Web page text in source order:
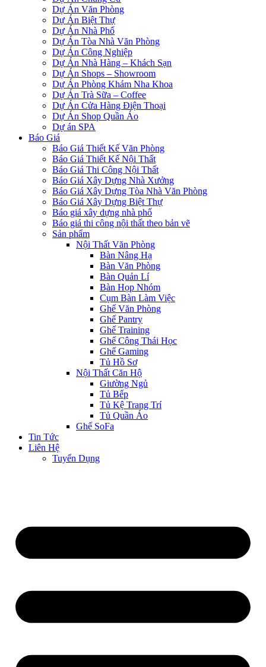
Dự Án Văn Phòng
Dự Án Biệt Thự
Dự Án Nhà Phố
Dự Án Tòa Nhà Văn Phòng
Dự Án Công Nghiệp
Dự Án Nhà Hàng – Khách Sạn
Dự Án Shops – Showroom
Dự Án Phòng Khám Nha Khoa
Dự Án Trà Sữa – Coffee
Dự Án Cửa Hàng Điện Thoại
Dự Án Shop Quần Áo
Dự án SPA
Báo Giá
Báo Giá Thiết Kế Văn Phòng
Báo Giá Thiết Kế Nội Thất
Báo Giá Thi Công Nội Thất
Báo Giá Xây Dựng Nhà Xưởng
Báo Giá Xây Dựng Tòa Nhà Văn Phòng
Báo Giá Xây Dựng Biệt Thự
Báo giá xây dựng nhà phố
Báo giá thi công nội thất theo bản vẽ
Sản phẩm
Nội Thất Văn Phòng
Bàn Nâng Hạ
Bàn Văn Phòng
Bàn Quản Lí
Bàn Họp Nhóm
Cụm Bàn Làm Việc
Ghế Văn Phòng
Ghế Pantry
Ghế Training
Ghế Công Thái Học
Ghế Gaming
Tủ Hồ Sơ
Nội Thất Căn Hộ
Giường Ngủ
Tủ Bếp
Tủ Kệ Trang Trí
Tủ Quần Áo
Ghế SoFa
Tin Tức
Liên Hệ
Tuyển Dụng